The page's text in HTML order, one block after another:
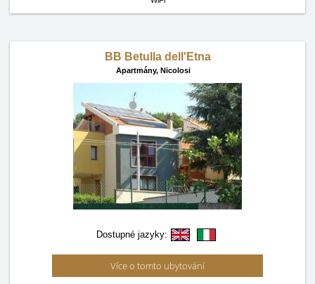
BB Betulla dell'Etna
Apartmány, Nicolosi
Dostupné jazyky:
Více o tomto ubytování